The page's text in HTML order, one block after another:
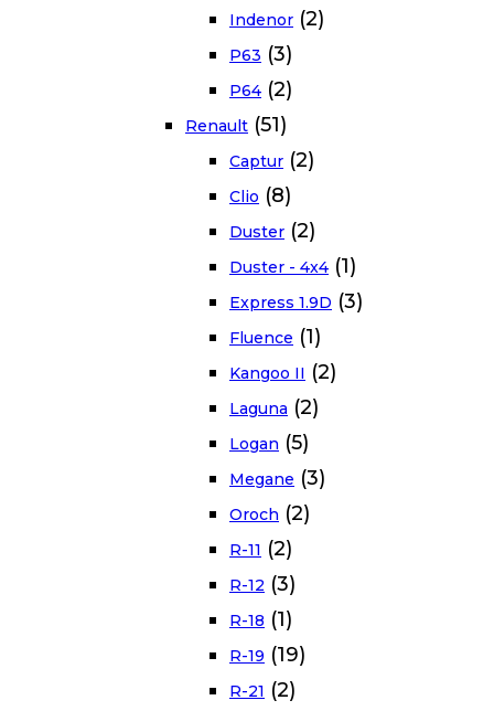
Indenor (2)
P63 (3)
P64 (2)
Renault (51)
Captur (2)
Clio (8)
Duster (2)
Duster - 4x4 (1)
Express 1.9D (3)
Fluence (1)
Kangoo II (2)
Laguna (2)
Logan (5)
Megane (3)
Oroch (2)
R-11 (2)
R-12 (3)
R-18 (1)
R-19 (19)
R-21 (2)